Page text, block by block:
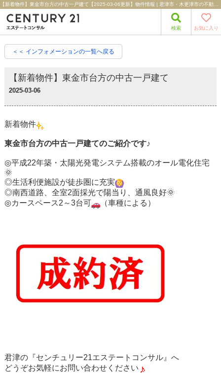
検索 お気に入り
＜＜ インフォメーションの一覧へ戻る
【新着物件】東金市台方の中古一戸建て
2025-03-06
新着物件
東金市台方の中古一戸建てのご紹介です♪
◎平成22年築・太陽光発電システム搭載のオール電化住宅
🌞
◎生活利便施設が徒歩圏に充実
◎南西道路、全室2面採光で陽当り、通風良好🌞
◎カースペース2～3台可
（車種による）
君津の『センチュリー21エステートコンサル』へ
どうぞお気軽にお問い合わせください